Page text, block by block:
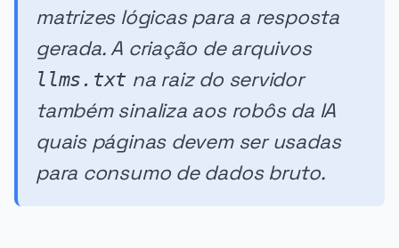
matrizes lógicas para a resposta
gerada. A criação de arquivos
llms.txt na raiz do servidor
também sinaliza aos robôs da IA
quais páginas devem ser usadas
para consumo de dados bruto.